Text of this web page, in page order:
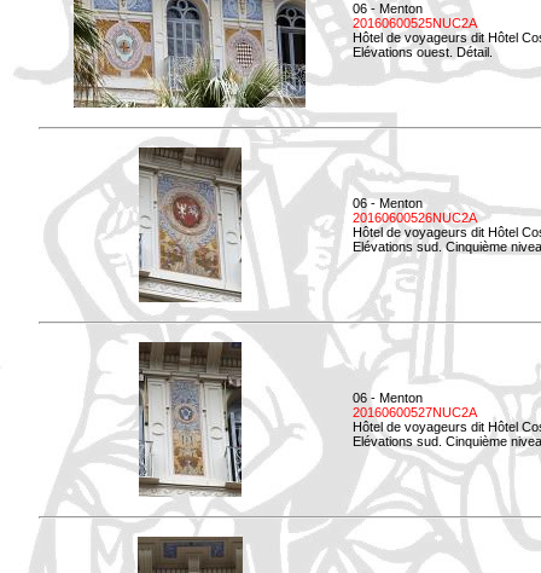
06 - Menton
20160600525NUC2A
Hôtel de voyageurs dit Hôtel
Elévations ouest. Détail.
06 - Menton
20160600526NUC2A
Hôtel de voyageurs dit Hôtel
Elévations sud. Cinquième
06 - Menton
20160600527NUC2A
Hôtel de voyageurs dit Hôtel
Elévations sud. Cinquième